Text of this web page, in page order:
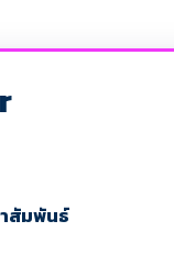
สัมพันธ์